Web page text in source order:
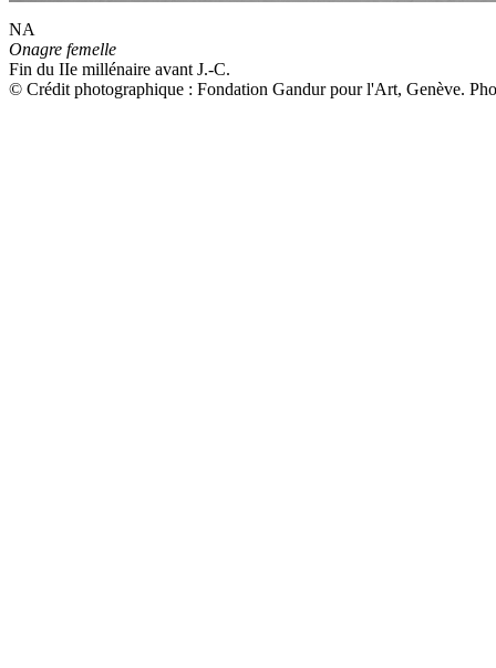
NA
Onagre femelle
Fin du IIe millénaire avant J.-C.
© Crédit photographique : Fondation Gandur pour l'Art, Genève.